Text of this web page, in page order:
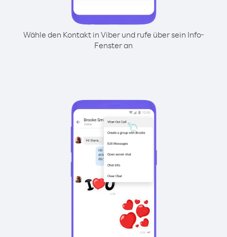
Wähle den Kontakt in Viber und rufe über sein Info-
Fenster an